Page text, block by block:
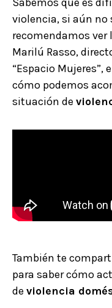
violencia, si aún
recomendamos
Marilú Rasso,
“Espacio Mujeres”,
cómo podemos
situación de
También te
para saber cómo
de violencia